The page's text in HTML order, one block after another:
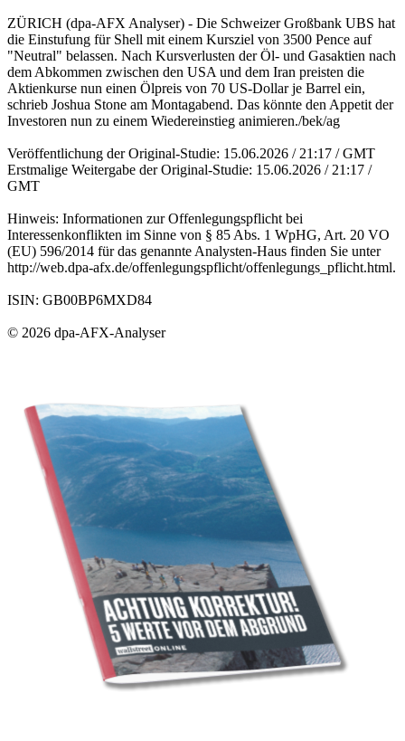
ZÜRICH (dpa-AFX Analyser) - Die Schweizer Großbank UBS hat
die Einstufung für Shell mit einem Kursziel von 3500 Pence auf
"Neutral" belassen. Nach Kursverlusten der Öl- und Gasaktien nach
dem Abkommen zwischen den USA und dem Iran preisten die
Aktienkurse nun einen Ölpreis von 70 US-Dollar je Barrel ein,
schrieb Joshua Stone am Montagabend. Das könnte den Appetit der
Investoren nun zu einem Wiedereinstieg animieren./bek/ag
Veröffentlichung der Original-Studie: 15.06.2026 / 21:17 / GMT
Erstmalige Weitergabe der Original-Studie: 15.06.2026 / 21:17 /
GMT
Hinweis: Informationen zur Offenlegungspflicht bei
Interessenkonflikten im Sinne von § 85 Abs. 1 WpHG, Art. 20 VO
(EU) 596/2014 für das genannte Analysten-Haus finden Sie unter
http://web.dpa-afx.de/offenlegungspflicht/offenlegungs_pflicht.html.
ISIN: GB00BP6MXD84
© 2026 dpa-AFX-Analyser